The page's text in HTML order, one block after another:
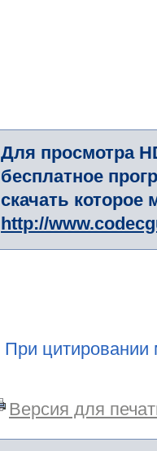
Для просмотра
бесплатное
скачать
http://
При цитировании
Версия для